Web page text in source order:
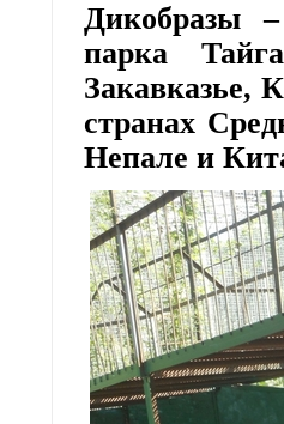
Дикобразы–
парка
Закавказье,
странах
Непале и